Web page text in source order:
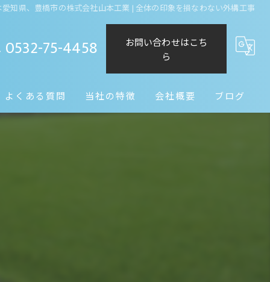
知県、豊橋市の株式会社山本工業 | 全体の印象を損なわない外構工事
0532-75-4458
お問い合わせはこち
ら
よくある質問 当社の特徴 会社概要 ブログ